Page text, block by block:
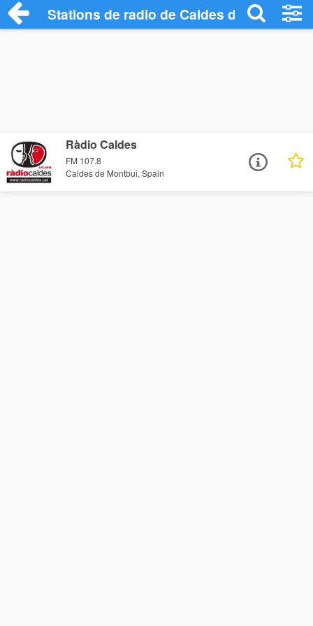
Stations de radio de Caldes de Montbui
Ràdio Caldes
FM 107.8
Caldes de Montbui, Spain